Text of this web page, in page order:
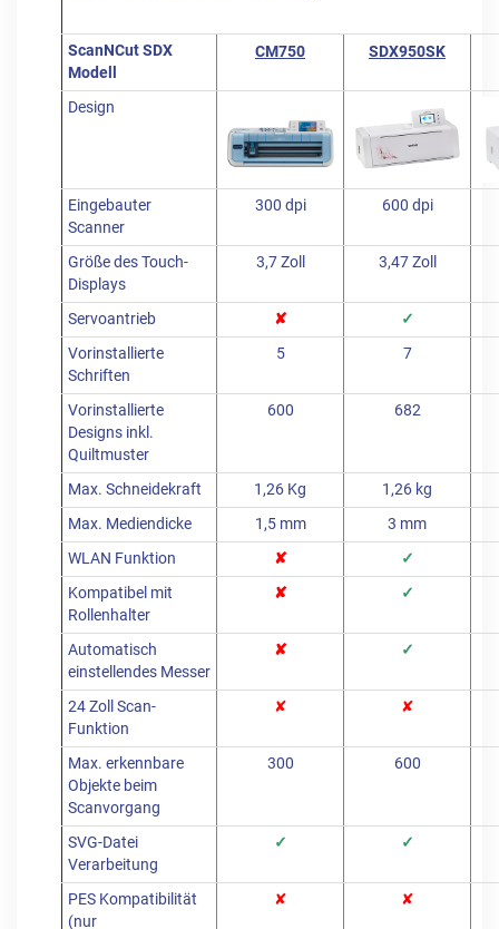
ScanNCut SDX
Modell
CM750 SDX950SK
Design
Eingebauter
Scanner
300 dpi 600 dpi
Größe des Touch-
Displays
3,7 Zoll 3,47 Zoll
Servoantrieb ✘
✓
Vorinstallierte
Schriften
5 7
Vorinstallierte
Designs inkl.
Quiltmuster
600 682
Max. Schneidekraft 1,26 Kg
1,26 kg
Max. Mediendicke
1,5 mm
3 mm
WLAN Funktion
✘
✓
Kompatibel mit
Rollenhalter
✘ ✓
Automatisch
einstellendes Messer
✘ ✓
24 Zoll Scan-
Funktion
✘ ✘
Max. erkennbare
Objekte beim
Scanvorgang
300 600
SVG-Datei
Verarbeitung
✓ ✓
PES Kompatibilität
(nur
✘ ✘